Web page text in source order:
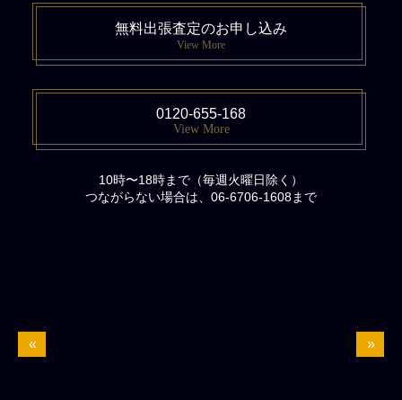
無料出張査定のお申し込み
View More
0120-655-168
View More
10時〜18時まで（毎週火曜日除く）
つながらない場合は、06-6706-1608まで
« »